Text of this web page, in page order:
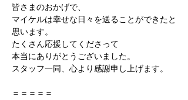
皆さまのおかげで、
マイケルは幸せな日々を送ることができたと
思います。
たくさん応援してくださって
本当にありがとうございました。
スタッフ一同、心より感謝申し上げます。
＝＝＝＝＝